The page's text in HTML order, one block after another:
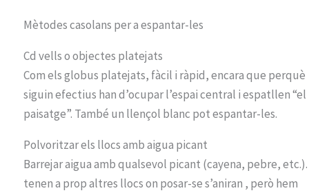
Mètodes casolans per a espantar-les
Cd vells o objectes platejats
Com els globus platejats, fàcil i ràpid, encara que perquè
siguin efectius han d’ocupar l’espai central i espatllen “el
paisatge”. També un llençol blanc pot espantar-les.
Polvoritzar els llocs amb aigua picant
Barrejar aigua amb qualsevol picant (cayena, pebre, etc.).
tenen a prop altres llocs on posar-se s’aniran , però hem